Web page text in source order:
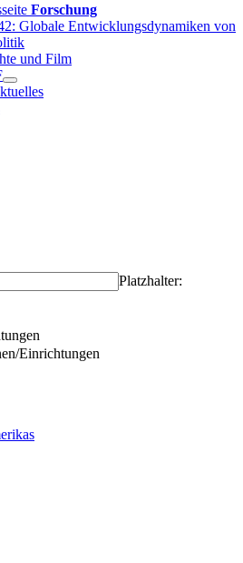
Forschung
Globale Entwicklungsdynamiken von
und Film
Platzhalter:
Einrichtungen